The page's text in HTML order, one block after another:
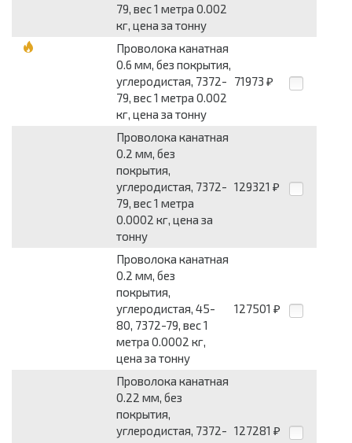
79, вес 1 метра 0.002
кг, цена за тонну
Проволока канатная
0.6 мм, без покрытия,
углеродистая, 7372-
79, вес 1 метра 0.002
кг, цена за тонну
71973 ₽
Проволока канатная
0.2 мм, без
покрытия,
углеродистая, 7372-
79, вес 1 метра
0.0002 кг, цена за
тонну
129321 ₽
Проволока канатная
0.2 мм, без
покрытия,
углеродистая, 45-
80, 7372-79, вес 1
метра 0.0002 кг,
цена за тонну
127501 ₽
Проволока канатная
0.22 мм, без
покрытия,
углеродистая, 7372- 127281 ₽